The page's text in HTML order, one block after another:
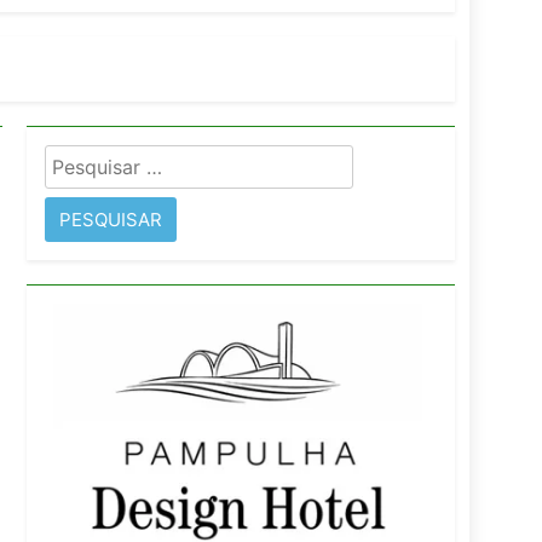
São Paulo Ibirapuera
Pesquisar
por: